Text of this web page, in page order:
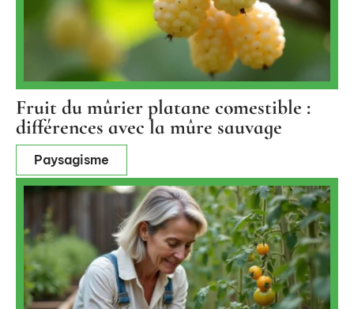
Fruit du mûrier platane comestible :
différences avec la mûre sauvage
Paysagisme